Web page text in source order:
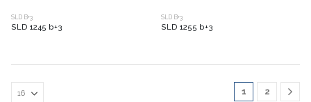
SLD B+3
SLD 1245 b+3
SLD B+3
SLD 1255 b+3
1 2